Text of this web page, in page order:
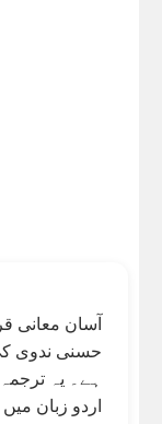
حسنی ندوی
ہے۔ یہ
اردو زبان